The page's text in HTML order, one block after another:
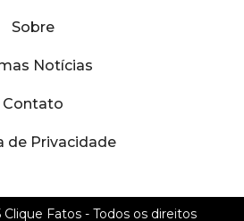
Sobre
Notícias
Contato
de Privacidade
Clique Fatos- Todos os direitos